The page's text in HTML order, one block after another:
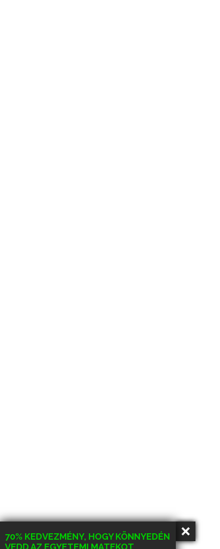
70% KEDVEZMÉNY, HOGY KÖNNYEDÉN
VEDD AZ EGYETEMI MATEKOT